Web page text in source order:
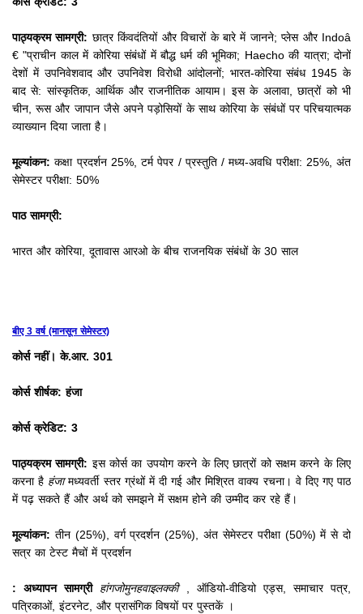
पाठ्यक्रम सामग्री: छात्र किंवदंतियों और विचारों के बारे में जानने;प्लेस और Indoâ
€ "प्राचीन काल में कोरिया संबंधों में बौद्ध धर्म की भूमिका; Haecho की यात्रा;दोनों
देशों में उपनिवेशवाद और उपनिवेश विरोधी आंदोलनों; भारत-कोरिया संबंध 1945 के
बाद से: सांस्कृतिक, आर्थिक और राजनीतिक आयाम। इस के अलावा, छात्रों को भी
चीन, रूस और जापान जैसे अपने पड़ोसियों के साथ कोरिया के संबंधों पर परिचयात्मक
व्याख्यान दिया जाता है।
मूल्यांकन: कक्षा प्रदर्शन 25%, टर्म पेपर / प्रस्तुति / मध्य-अवधि परीक्षा: 25%, अंत
सेमेस्टर परीक्षा: 50%
पाठ सामग्री:
भारत और कोरिया, दूतावास आरओ के बीच राजनयिक संबंधों के 30 साल
बीए 3 वर्ष (मानसून सेमेस्टर)
कोर्स नहीं। के.आर. 301
कोर्स शीर्षक: हंजा
कोर्स क्रेडिट: 3
पाठ्यक्रम सामग्री: इस कोर्स का उपयोग करने के लिए छात्रों को सक्षम करने के लिए
करना है हंजामध्यवर्ती स्तर ग्रंथों में दी गई और मिश्रित वाक्य रचना। वे दिए गए पाठ
में पढ़ सकते हैं और अर्थ को समझने में सक्षम होने की उम्मीद कर रहे हैं।
मूल्यांकन: तीन (25%), वर्ग प्रदर्शन (25%), अंत सेमेस्टर परीक्षा (50%) में से दो
सत्र का टेस्ट मैचों में प्रदर्शन
: अध्यापन सामग्री हांगजोमुनहवाइलक्की , ऑडियो-वीडियो एड्स, समाचार पत्र,
पत्रिकाओं, इंटरनेट, और प्रासंगिक विषयों पर पुस्तकें ।